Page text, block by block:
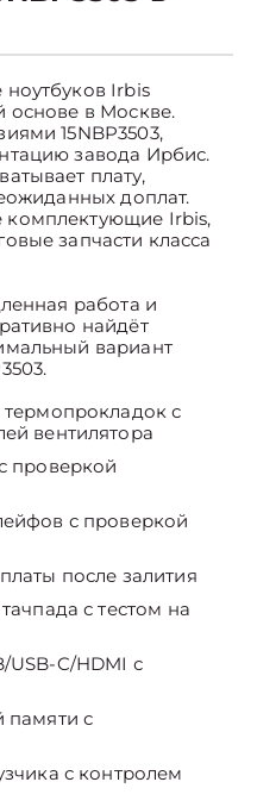
Irbis
основе в Москве.
15NBP3503,
завода Ирбис.
плату,
доплат.
Irbis,
запчасти класса
работа и
найдёт
вариант
с
вентилятора
проверкой
с проверкой
после залития
с тестом на
USB-C/HDMI с
памяти с
с контролем